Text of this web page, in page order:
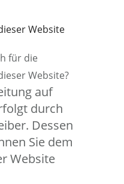
Website
für die
Website?
auf
durch
Dessen
Sie dem
Website